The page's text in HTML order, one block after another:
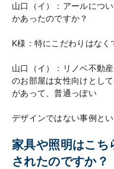
山口（イ）：アールにつ
かあったのですか？
K様：特にこだわりはなく
山口（イ）：リノベ不動
のお部屋は女性向けとし
があって、普通っぽい
デザインではない事例と
家具や照明はこち
されたのですか？